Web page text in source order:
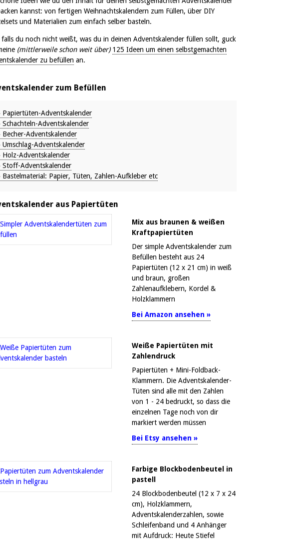
kannst: von fertigen Weihnachtskalendern zum Füllen, über DIY
und Materialien zum einfach selber basteln.
falls du noch nicht weißt, was du in deinen Adventskalender füllen sollt, guck
(mittlerweile schon weit über) 125 Ideen um einen selbstgemachten
zu befüllen an.
zum Befüllen
Papiertüten-Adventskalender
Schachteln-Adventskalender
Becher-Adventskalender
Umschlag-Adventskalender
Holz-Adventskalender
Stoff-Adventskalender
Bastelmaterial: Papier, Tüten, Zahlen-Aufkleber etc
aus Papiertüten
Mix aus braunen & weißen
Kraftpapiertüten
Der simple Adventskalender zum
Befüllen besteht aus 24
Papiertüten (12 x 21 cm) in weiß
und braun, großen
Zahlenaufklebern, Kordel &
Holzklammern
Bei Amazon ansehen »
Weiße Papiertüten mit
Zahlendruck
Papiertüten + Mini-Foldback-
Klammern. Die Adventskalender-
Tüten sind alle mit den Zahlen
von 1 - 24 bedruckt, so dass die
einzelnen Tage noch von dir
markiert werden müssen
Bei Etsy ansehen »
Farbige Blockbodenbeutel in
pastell
24 Blockbodenbeutel (12 x 7 x 24
cm), Holzklammern,
Adventskalenderzahlen, sowie
Schleifenband und 4 Anhänger
mit Aufdruck: Heute Stiefel